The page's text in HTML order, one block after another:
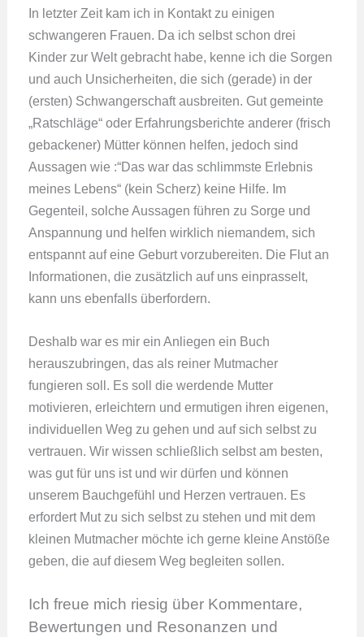
In letzter Zeit kam ich in Kontakt zu einigen
schwangeren Frauen. Da ich selbst schon drei
Kinder zur Welt gebracht habe, kenne ich die Sorgen
und auch Unsicherheiten, die sich (gerade) in der
(ersten) Schwangerschaft ausbreiten. Gut gemeinte
„Ratschläge“ oder Erfahrungsberichte anderer (frisch
gebackener) Mütter können helfen, jedoch sind
Aussagen wie :“Das war das schlimmste Erlebnis
meines Lebens“ (kein Scherz) keine Hilfe. Im
Gegenteil, solche Aussagen führen zu Sorge und
Anspannung und helfen wirklich niemandem, sich
entspannt auf eine Geburt vorzubereiten. Die Flut an
Informationen, die zusätzlich auf uns einprasselt,
kann uns ebenfalls überfordern.
Deshalb war es mir ein Anliegen ein Buch
herauszubringen, das als reiner Mutmacher
fungieren soll. Es soll die werdende Mutter
motivieren, erleichtern und ermutigen ihren eigenen,
individuellen Weg zu gehen und auf sich selbst zu
vertrauen. Wir wissen schließlich selbst am besten,
was gut für uns ist und wir dürfen und können
unserem Bauchgefühl und Herzen vertrauen. Es
erfordert Mut zu sich selbst zu stehen und mit dem
kleinen Mutmacher möchte ich gerne kleine Anstöße
geben, die auf diesem Weg begleiten sollen.
Ich freue mich riesig über Kommentare,
Bewertungen und Resonanzen und